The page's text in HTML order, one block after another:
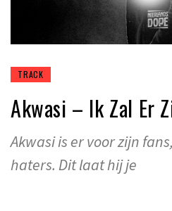
TRACK
Akwasi – Ik Zal Er
Akwasi is er voor zijn
haters. Dit laat hij je